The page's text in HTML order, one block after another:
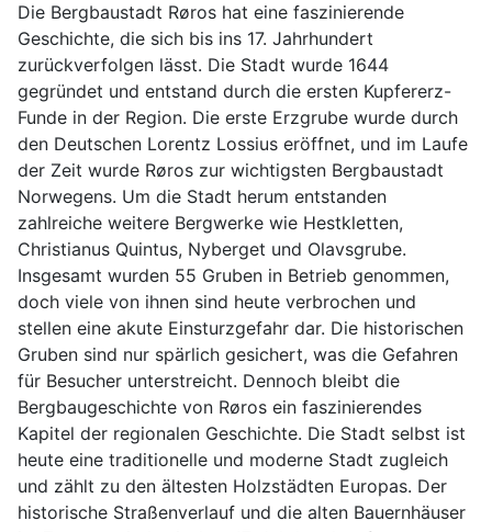
Die Bergbaustadt Røros hat eine faszinierende
Geschichte, die sich bis ins 17. Jahrhundert
zurückverfolgen lässt. Die Stadt wurde 1644
gegründet und entstand durch die ersten Kupfererz-
Funde in der Region. Die erste Erzgrube wurde durch
den Deutschen Lorentz Lossius eröffnet, und im Laufe
der Zeit wurde Røros zur wichtigsten Bergbaustadt
Norwegens. Um die Stadt herum entstanden
zahlreiche weitere Bergwerke wie Hestkletten,
Christianus Quintus, Nyberget und Olavsgrube.
Insgesamt wurden 55 Gruben in Betrieb genommen,
doch viele von ihnen sind heute verbrochen und
stellen eine akute Einsturzgefahr dar. Die historischen
Gruben sind nur spärlich gesichert, was die Gefahren
für Besucher unterstreicht. Dennoch bleibt die
Bergbaugeschichte von Røros ein faszinierendes
Kapitel der regionalen Geschichte. Die Stadt selbst ist
heute eine traditionelle und moderne Stadt zugleich
und zählt zu den ältesten Holzstädten Europas. Der
historische Straßenverlauf und die alten Bauernhäuser